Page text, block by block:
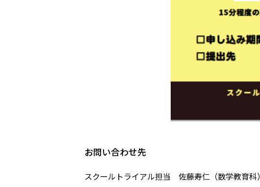
お問い合わせ先
スクールトライアル担当 佐藤寿仁（数学教育科）